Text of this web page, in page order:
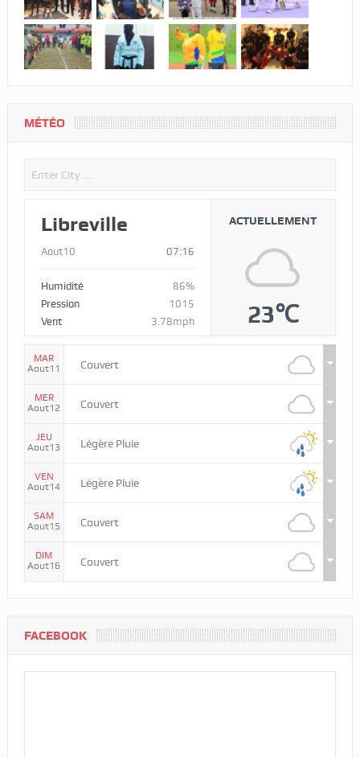
MÉTÉO
Libreville
Aout10 07:16
Humidité
86%
Pression
1015
Vent
3.78mph
ACTUELLEMENT
23℃
MAR
Aout11
Couvert
MER
Aout12
Couvert
JEU
Aout13
Légère Pluie
VEN
Aout14
Légère Pluie
SAM
Aout15
Couvert
DIM
Aout16
Couvert
FACEBOOK